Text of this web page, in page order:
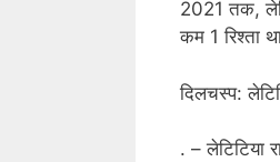
2021 तक,
कम 1 रिश्ता
दिलचस्प:
. – लेटिटिया